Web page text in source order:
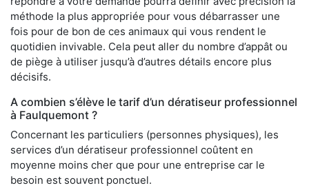
méthode la plus appropriée pour vous débarrasser une
fois pour de bon de ces animaux qui vous rendent le
quotidien invivable. Cela peut aller du nombre d’appât ou
de piège à utiliser jusqu’à d’autres détails encore plus
décisifs.
A combien s’élève le tarif d’un dératiseur professionnel
à Faulquemont ?
Concernant les particuliers (personnes physiques), les
services d’un dératiseur professionnel coûtent en
moyenne moins cher que pour une entreprise car le
besoin est souvent ponctuel.